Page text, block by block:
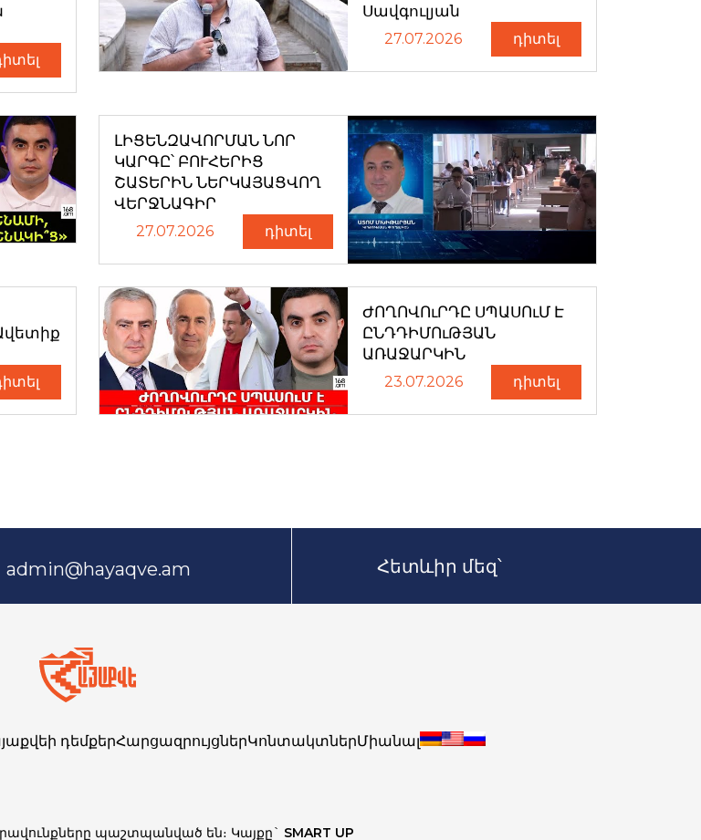
Սավգուլյան
27.07.2026 դիտել
ԼԻՑԵՆԶԱՎՈՐՄԱՆ ՆՈՐ
ԿԱՐԳԸ՝ ԲՈՒՀԵՐԻՑ
ՇԱՏԵՐԻՆ ՆԵՐԿԱՅԱՑՎՈՂ
ՎԵՐՋՆԱԳԻՐ
27.07.2026 դիտել
ԺՈՂՈՎՈւՐԴԸ ՍՊԱՍՈւՄ Է
ԸՆԴԴԻՄՈւԹՅԱՆ
ԱՌԱՋԱՐԿԻՆ
23.07.2026 դիտել
admin@hayaqve.am Հետևիր մեզ՝
դեմքերՀարցազրույցներԿոնտակտներՄիանալ
պաշտպանված են։ Կայքը` SMART UP